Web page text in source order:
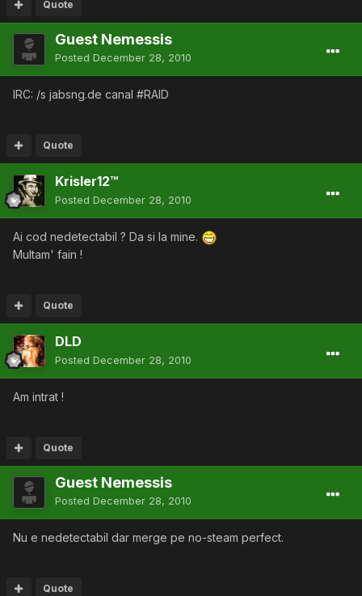
Quote
Guest Nemessis
Posted December 28, 2010
IRC: /s jabsng.de canal #RAID
Quote
Krisler12™
Posted December 28, 2010
Ai cod nedetectabil ? Da si la mine.
Multam' fain !
Quote
DLD
Posted December 28, 2010
Am intrat !
Quote
Guest Nemessis
Posted December 28, 2010
Nu e nedetectabil dar merge pe no-steam perfect.
Quote